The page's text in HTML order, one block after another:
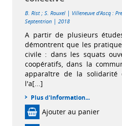
B. Rist ; S. Rouxel | Villeneuve d'Ascq :
Septentrion | 2018
A partir de plusieurs
démontrent que les
civile : dans les squats
coopératifs, dans la
apparaître de la solidarité
l'a[...]
Plus d'information...
Ajouter au panier